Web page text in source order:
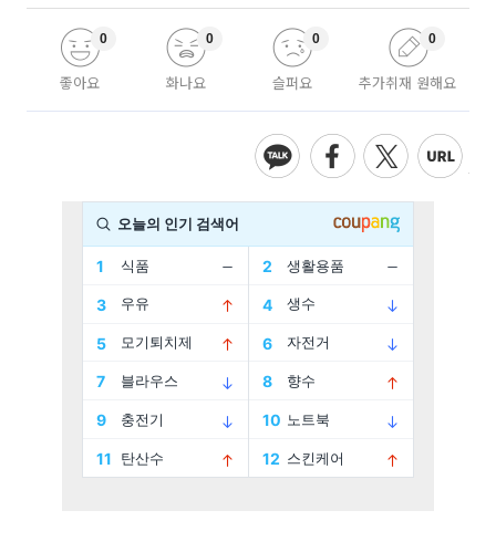
좋아요
0
화나요
0
슬퍼요
0
추가취재 원해요
0